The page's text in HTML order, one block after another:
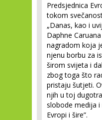
Predsjednica
tokom
„Danas, kao i
Daphne
nagradom koja
njenu borbu za
širom svijeta i
zbog toga što
pristaju šutjeti.
njih u toj
slobode medija i
Evropi i šire”.